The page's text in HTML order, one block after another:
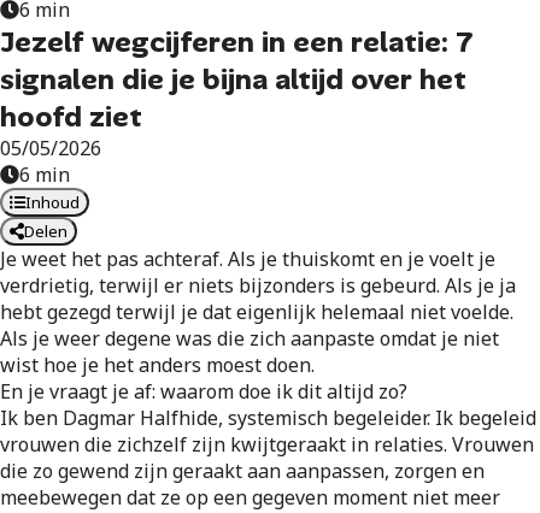
6 min
Jezelf wegcijferen in een relatie: 7
signalen die je bijna altijd over het
hoofd ziet
05/05/2026
6 min
Inhoud
Delen
Je weet het pas achteraf. Als je thuiskomt en je voelt je
verdrietig, terwijl er niets bijzonders is gebeurd. Als je ja
hebt gezegd terwijl je dat eigenlijk helemaal niet voelde.
Als je weer degene was die zich aanpaste omdat je niet
wist hoe je het anders moest doen.
En je vraagt je af: waarom doe ik dit altijd zo?
Ik ben Dagmar Halfhide, systemisch begeleider. Ik begeleid
vrouwen die zichzelf zijn kwijtgeraakt in relaties. Vrouwen
die zo gewend zijn geraakt aan aanpassen, zorgen en
meebewegen dat ze op een gegeven moment niet meer